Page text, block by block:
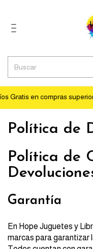
Gratis en compras
Política de
Política de
Garantía
En Hope Juguetes y
marcas para garantizar